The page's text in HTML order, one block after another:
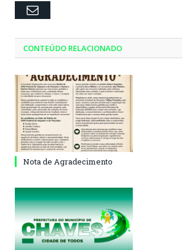
Email
CONTEÚDO RELACIONADO
Nota de Agradecimento